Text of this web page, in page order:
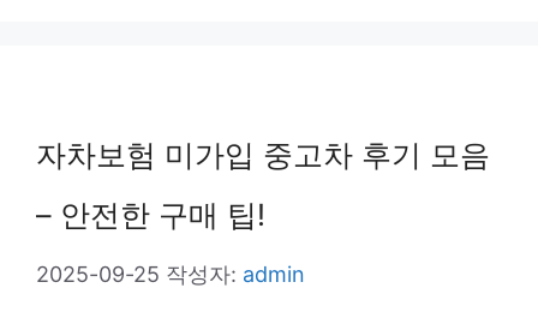
자차보험 미가입 중고차 후기 모음
– 안전한 구매 팁!
2025-09-25 작성자: admin